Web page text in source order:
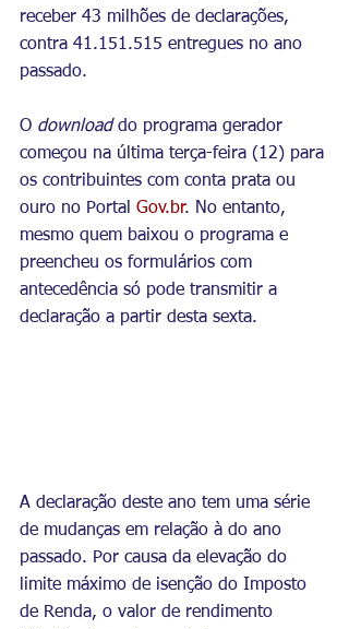
receber 43 milhões de declarações,
contra 41.151.515 entregues no ano
passado.
O download do programa gerador
começou na última terça-feira (12) para
os contribuintes com conta prata ou
ouro no Portal Gov.br. No entanto,
mesmo quem baixou o programa e
preencheu os formulários com
antecedência só pode transmitir a
declaração a partir desta sexta.
A declaração deste ano tem uma série
de mudanças em relação à do ano
passado. Por causa da elevação do
limite máximo de isenção do Imposto
de Renda, o valor de rendimento